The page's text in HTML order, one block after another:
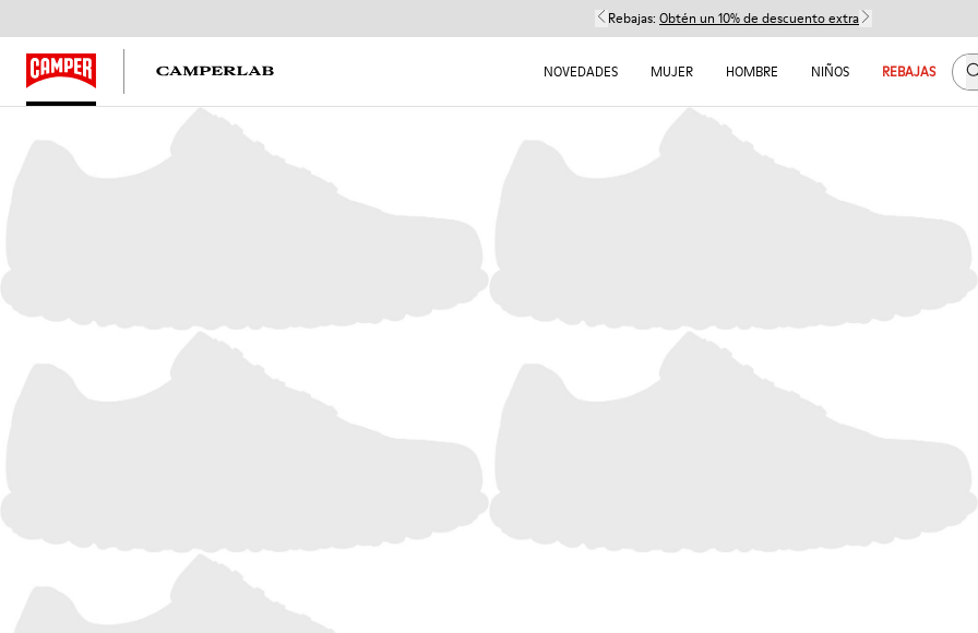
Rebajas: Obtén un 10% de descuento extra
NOVEDADES MUJER HOMBRE NIÑOS REBAJAS